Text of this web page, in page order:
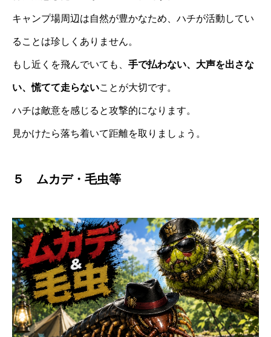
キャンプ場周辺は自然が豊かなため、ハチが活動してい
ることは珍しくありません。
もし近くを飛んでいても、 手で払わない、大声を出さな
い、慌てて走らないことが大切です。
ハチは敵意を感じると攻撃的になります。
見かけたら落ち着いて距離を取りましょう。
５ ムカデ・毛虫等